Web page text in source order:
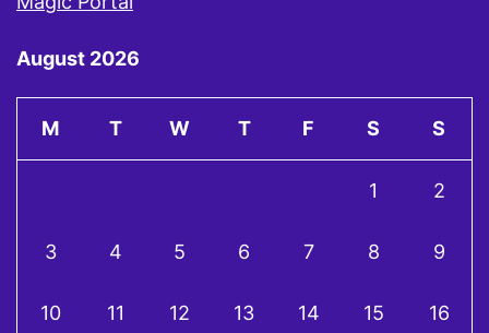
August 2026
M T W T F S S
1 2
3 4 5 6 7 8 9
10 11 12 13 14 15 16